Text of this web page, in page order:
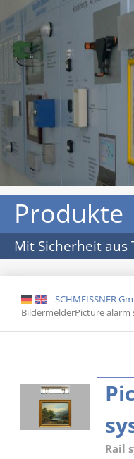
Produkte
Mit Sicherheit aus
DE EN SCHMEISSNER
BildermelderPicture alarm
Rail